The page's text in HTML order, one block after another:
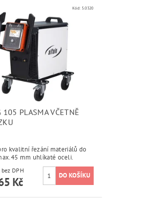
Kód: 5.0320
105 PLASMA VČETNĚ
kvalitní řezání materiálů do
mm uhlíkaté oceli.
86 500 Kč bez DPH
Kč